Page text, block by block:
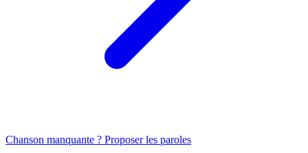
Chanson manquante ? Proposer les paroles